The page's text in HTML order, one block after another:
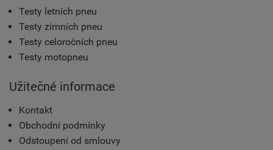
Testy letních pneu
Testy zimních pneu
Testy celoročních pneu
Testy motopneu
Užitečné informace
Kontakt
Obchodní podmínky
Odstoupení od smlouvy